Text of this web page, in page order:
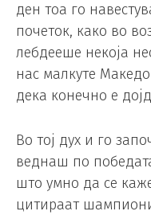
ден тоа го
почеток, како во
лебдееше некоја
нас малкуте
дека конечно е
Во тој дух и го
веднаш по
што умно да се
цитираат